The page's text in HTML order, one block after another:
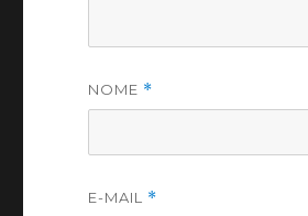
NOME *
E-MAIL *